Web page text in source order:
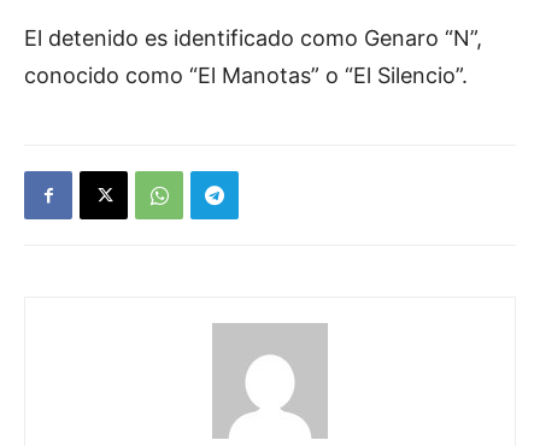
El detenido es identificado como Genaro “N”,
conocido como “El Manotas” o “El Silencio”.